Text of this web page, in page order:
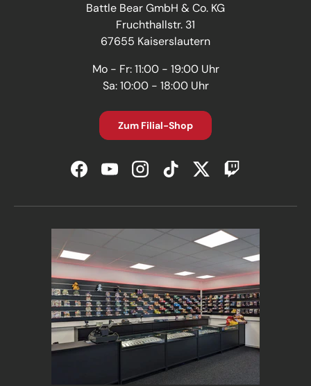
Battle Bear GmbH & Co. KG
Fruchthallstr. 31
67655 Kaiserslautern
Mo - Fr: 11:00 - 19:00 Uhr
Sa: 10:00 - 18:00 Uhr
Zum Filial-Shop
FacebookYouTubeInstagramTikTokTwitterTwitch